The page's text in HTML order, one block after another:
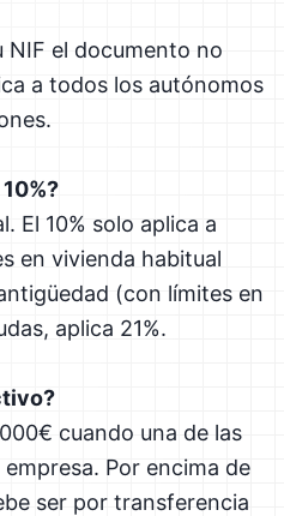
NIF el documento no
a todos los autónomos
El 10% solo aplica a
en vivienda habitual
(con límites en
aplica 21%.
cuando una de las
Por encima de
ser por transferencia